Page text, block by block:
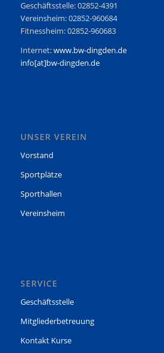
Geschäftsstelle: 02852-4391
Vereinsheim: 02852-960684
Fitnessheim: 02852-960683
Internet:www.bw-dingden.de
info[at]bw-dingden.de
UNSER VEREIN
Vorstand
Sportplätze
Sporthallen
Vereinsheim
SERVICE
Geschäftsstelle
Mitgliederbetreuung
Kontakt Kurse